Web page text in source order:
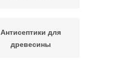
Антисептики для
древесины